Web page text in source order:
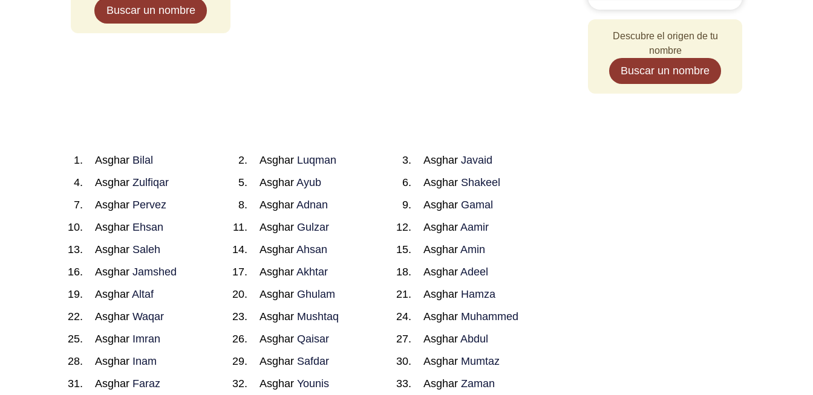
Buscar un nombre
Asghar Bilal Asghar Luqman AsgharJavaid
Asghar Zulfiqar Asghar Ayub Asghar Shakeel
Asghar Pervez Asghar Adnan Asghar Gamal
Asghar Ehsan Asghar Gulzar AsgharAamir
Asghar Saleh Asghar Ahsan AsgharAmin
Asghar Jamshed Asghar Akhtar AsgharAdeel
Asghar Altaf Asghar Ghulam Asghar Hamza
Asghar Waqar Asghar Mushtaq Asghar Muhammed
Asghar Imran Asghar Qaisar AsgharAbdul
Asghar Inam Asghar Safdar Asghar Mumtaz
Asghar Faraz Asghar Younis AsgharZaman
Descubre el origen de tu
nombre
Buscar un nombre